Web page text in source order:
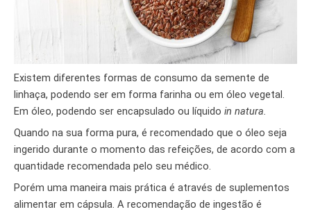
Existem diferentes formas de consumo da semente de
linhaça, podendo ser em forma farinha ou em óleo vegetal.
Em óleo, podendo ser encapsulado ou líquido in natura.
Quando na sua forma pura, é recomendado que o óleo seja
ingerido durante o momento das refeições, de acordo com a
quantidade recomendada pelo seu médico.
Porém uma maneira mais prática é através de suplementos
alimentar em cápsula. A recomendação de ingestão é